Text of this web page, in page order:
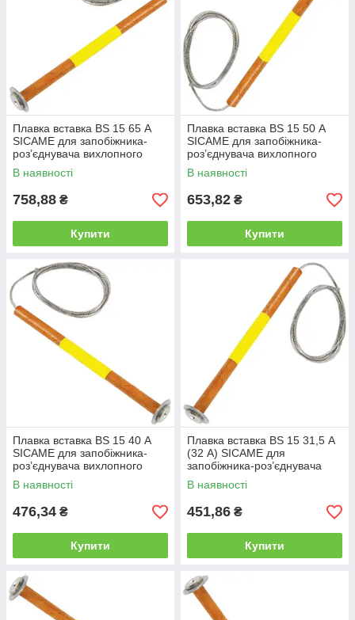
Плавка вставка BS 15 65 А
SICAME для запобіжника-
роз’єднувача вихлопного
типу, нитка запобіжника
В наявності
758,88 ₴
Купити
Плавка вставка BS 15 50 А
SICAME для запобіжника-
роз’єднувача вихлопного
типу, нитка запобіжника
В наявності
653,82 ₴
Купити
Плавка вставка BS 15 40 А
SICAME для запобіжника-
роз’єднувача вихлопного
типу, нитка запобіжника
В наявності
476,34 ₴
Купити
Плавка вставка BS 15 31,5 А
(32 А) SICAME для
запобіжника-роз’єднувача
вихлопного типу, нитка
запобіжника
В наявності
451,86 ₴
Купити